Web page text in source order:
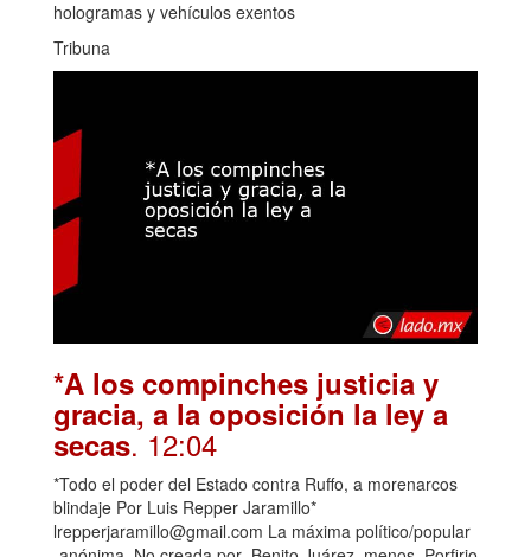
hologramas y vehículos exentos
Tribuna
*A los compinches justicia y
gracia, a la oposición la ley a
secas. 12:04
*Todo el poder del Estado contra Ruffo, a morenarcos
blindaje Por Luis Repper Jaramillo*
lrepperjaramillo@gmail.com La máxima político/popular